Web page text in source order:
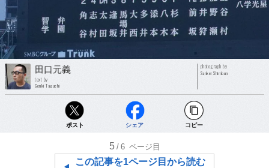
田口元義
text by
Genki Taguchi
photograph by
Sankei Shimbun
ポスト シェア コピー
5 /6 ページ目
この記事を1ページ目から読む